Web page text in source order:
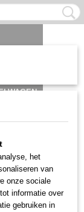
het
van
onze sociale
informatie over
gebruiken in